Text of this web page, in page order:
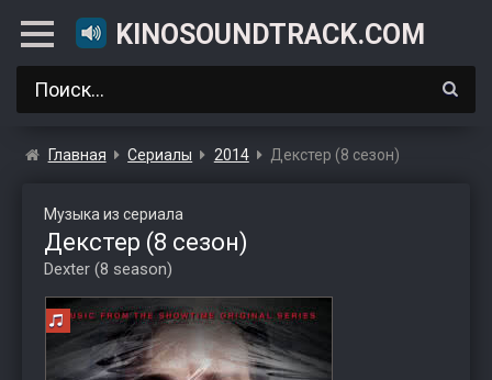
KINOSOUNDTRACK.COM
Главная Сериалы 2014 Декстер (8 сезон)
Музыка из сериала
Декстер (8 сезон)
Dexter (8 season)